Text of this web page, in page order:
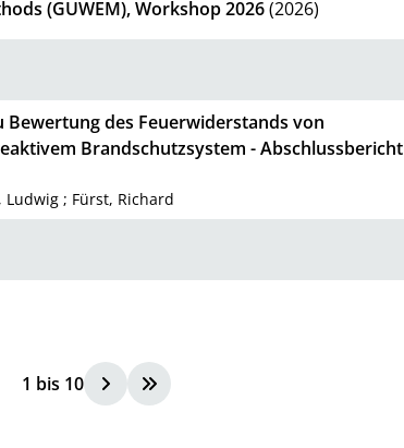
(GUWEM), Workshop 2026(2026)
des Feuerwiderstands von
Brandschutzsystem - Abschlussbericht
Ludwig ; Fürst, Richard
1 bis 10